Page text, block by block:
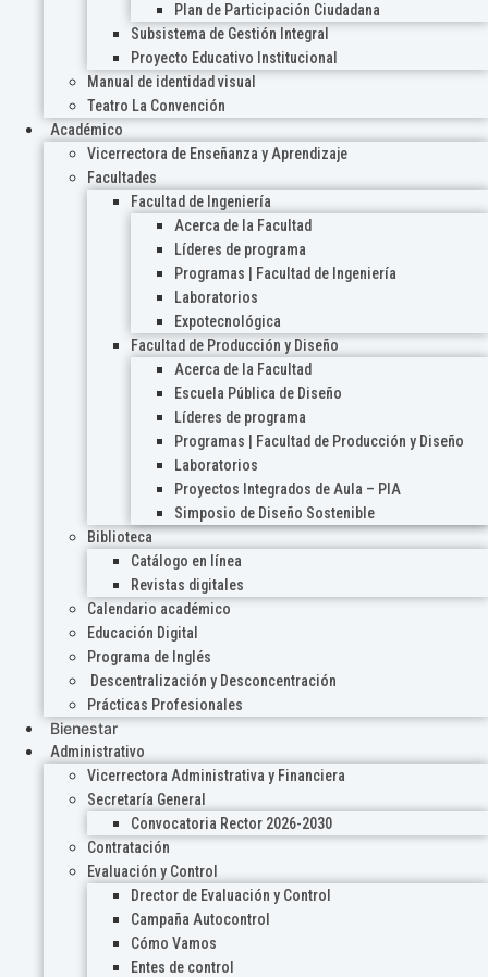
Plan de Participación Ciudadana
Subsistema de Gestión Integral
Proyecto Educativo Institucional
Manual de identidad visual
Teatro La Convención
Académico
Vicerrectora de Enseñanza y Aprendizaje
Facultades
Facultad de Ingeniería
Acerca de la Facultad
Líderes de programa
Programas | Facultad de Ingeniería
Laboratorios
Expotecnológica
Facultad de Producción y Diseño
Acerca de la Facultad
Escuela Pública de Diseño
Líderes de programa
Programas | Facultad de Producción y Diseño
Laboratorios
Proyectos Integrados de Aula – PIA
Simposio de Diseño Sostenible
Biblioteca
Catálogo en línea
Revistas digitales
Calendario académico
Educación Digital
Programa de Inglés
Descentralización y Desconcentración
Prácticas Profesionales
Bienestar
Administrativo
Vicerrectora Administrativa y Financiera
Secretaría General
Convocatoria Rector 2026-2030
Contratación
Evaluación y Control
Drector de Evaluación y Control
Campaña Autocontrol
Cómo Vamos
Entes de control